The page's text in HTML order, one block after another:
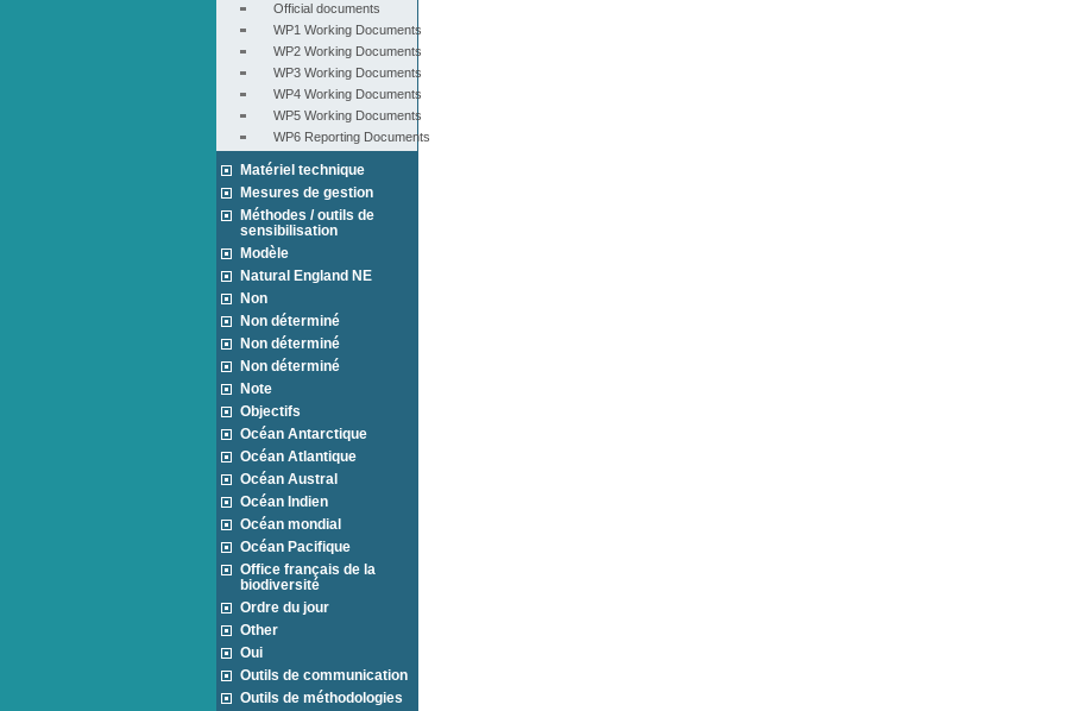
Official documents
WP1 Working Documents
WP2 Working Documents
WP3 Working Documents
WP4 Working Documents
WP5 Working Documents
WP6 Reporting Documents
Matériel technique
Mesures de gestion
Méthodes / outils de
sensibilisation
Modèle
Natural England NE
Non
Non déterminé
Non déterminé
Non déterminé
Note
Objectifs
Océan Antarctique
Océan Atlantique
Océan Austral
Océan Indien
Océan mondial
Océan Pacifique
Office français de la
biodiversité
Ordre du jour
Other
Oui
Outils de communication
Outils de méthodologies